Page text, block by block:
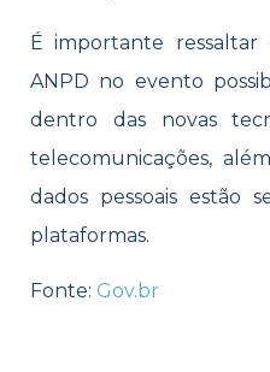
É importante ressaltar
ANPD no evento
dentro das novas
telecomunicações,
dados pessoais estão
plataformas.
Fonte: Gov.br